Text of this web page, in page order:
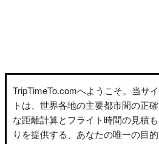
TripTimeTo.comへようこそ。当サイ
トは、世界各地の主要都市間の正確
な距離計算とフライト時間の見積も
りを提供する、あなたの唯一の目的